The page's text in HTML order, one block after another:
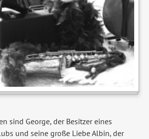
sind George, der Besitzer eines
und seine große Liebe Albin, der